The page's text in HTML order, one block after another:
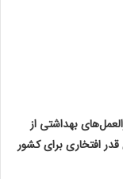
بهداشتی از
افتخاری برای کشور